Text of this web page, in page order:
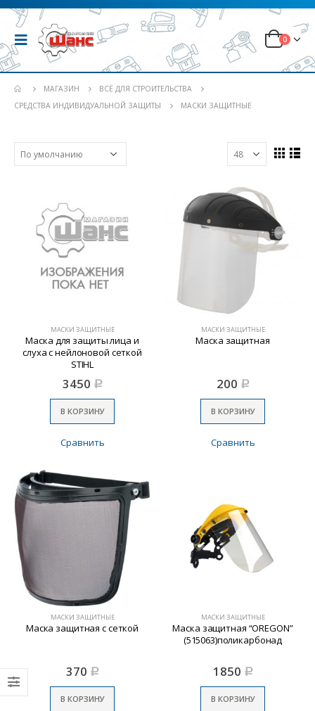
0
МАГАЗИН
ВСЁ ДЛЯ СТРОИТЕЛЬСТВА
СРЕДСТВА ИНДИВИДУАЛЬНОЙ ЗАЩИТЫ
МАСКИ ЗАЩИТНЫЕ
МАСКИ ЗАЩИТНЫЕ
Маска для защиты лица и
слуха с нейлоновой сеткой
STIHL
3450 Р
В КОРЗИНУ
Сравнить
МАСКИ ЗАЩИТНЫЕ
Маска защитная
200 Р
В КОРЗИНУ
Сравнить
МАСКИ ЗАЩИТНЫЕ
Маска защитная с сеткой
370 Р
В КОРЗИНУ
МАСКИ ЗАЩИТНЫЕ
Маска защитная “OREGON”
(515063)поликарбонад
1850 Р
В КОРЗИНУ